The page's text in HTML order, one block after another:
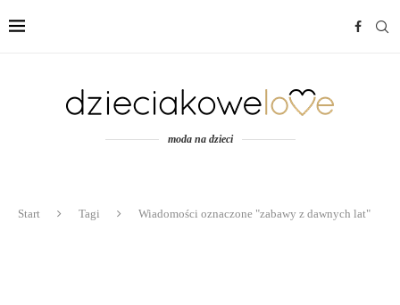
moda na dzieci
Start Tagi Wiadomości oznaczone "zabawy z dawnych lat"